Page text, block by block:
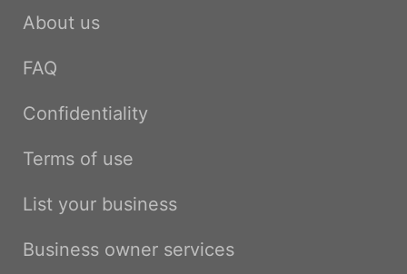
About us
FAQ
Confidentiality
Terms of use
List your business
Business owner services